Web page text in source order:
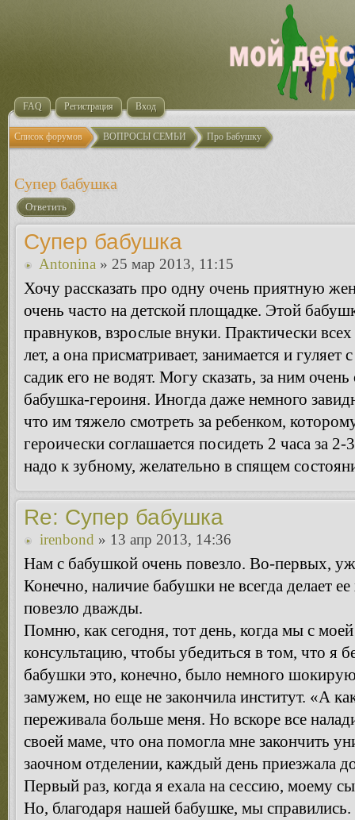
FAQ Регистрация Вход
Список форумов ВОПРОСЫ СЕМЬИ Про Бабушку
Супер бабушка
Ответить
Супер бабушка
Antonina » 25 мар 2013, 11:15
Хочу рассказать про одну очень приятную
очень часто на детской площадке. Этой
правнуков, взрослые внуки. Практически
лет, а она присматривает, занимается и
садик его не водят. Могу сказать, за ним
бабушка-героиня. Иногда даже немного
что им тяжело смотреть за ребенком,
героически соглашается посидеть 2 часа за
надо к зубному, желательно в спящем
Re: Супер бабушка
irenbond » 13 апр 2013, 14:36
Нам с бабушкой очень повезло. Во-первых,
Конечно, наличие бабушки не всегда делает
повезло дважды.
Помню, как сегодня, тот день, когда мы с
консультацию, чтобы убедиться в том, что я
бабушки это, конечно, было немного
замужем, но еще не закончила институт. «А
переживала больше меня. Но вскоре все
своей маме, что она помогла мне закончить
заочном отделении, каждый день приезжала
Первый раз, когда я ехала на сессию, моему
Но, благодаря нашей бабушке, мы справились.